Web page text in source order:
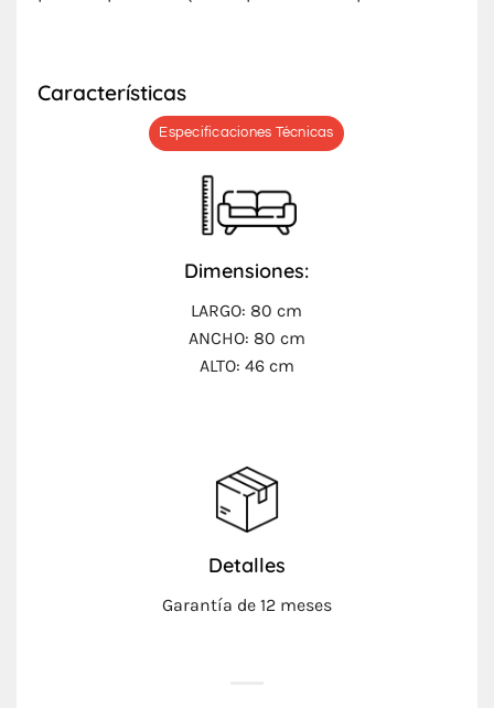
Características
Especificaciones Técnicas
Dimensiones:
LARGO: 80 cm
ANCHO: 80 cm
ALTO: 46 cm
Detalles
Garantía de 12 meses